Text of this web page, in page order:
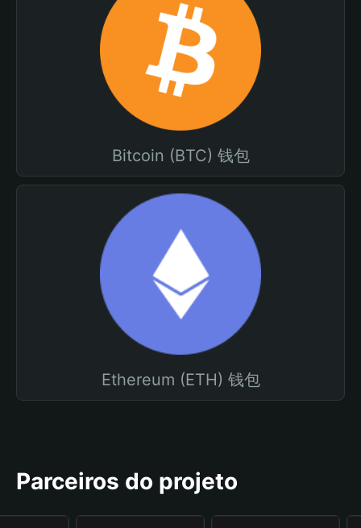
Bitcoin (BTC) 钱包
Ethereum (ETH) 钱包
Parceiros do projeto